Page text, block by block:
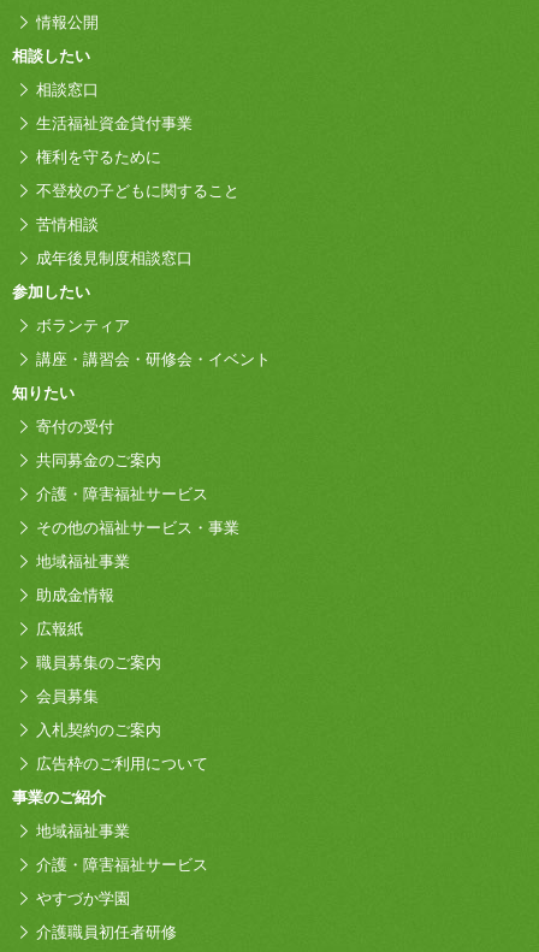
情報公開
相談したい
相談窓口
生活福祉資金貸付事業
権利を守るために
不登校の子どもに関すること
苦情相談
成年後見制度相談窓口
参加したい
ボランティア
講座・講習会・研修会・イベント
知りたい
寄付の受付
共同募金のご案内
介護・障害福祉サービス
その他の福祉サービス・事業
地域福祉事業
助成金情報
広報紙
職員募集のご案内
会員募集
入札契約のご案内
広告枠のご利用について
事業のご紹介
地域福祉事業
介護・障害福祉サービス
やすづか学園
介護職員初任者研修